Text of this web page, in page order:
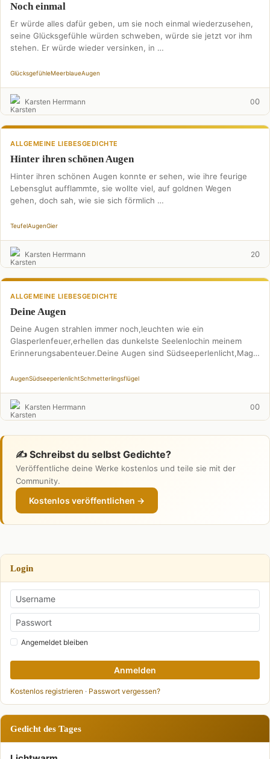
Noch einmal
Er würde alles dafür geben, um sie noch einmal wiederzusehen,
seine Glücksgefühle würden schweben, würde sie jetzt vor ihm
stehen. Er würde wieder versinken, in …
GlücksgefühleMeerblaueAugen
Karsten Herrmann 00
ALLGEMEINE LIEBESGEDICHTE
Hinter ihren schönen Augen
Hinter ihren schönen Augen konnte er sehen, wie ihre feurige
Lebensglut aufflammte, sie wollte viel, auf goldnen Wegen
gehen, doch sah, wie sie sich förmlich …
TeufelAugenGier
Karsten Herrmann 20
ALLGEMEINE LIEBESGEDICHTE
Deine Augen
Deine Augen strahlen immer noch,leuchten wie ein
Glasperlenfeuer,erhellen das dunkelste Seelenlochin meinem
Erinnerungsabenteuer.Deine Augen sind Südseeperlenlicht,Magie
Schneewittchengesicht,haben für mich …
AugenSüdseeperlenlichtSchmetterlingsflügel
Karsten Herrmann 00
✍️ Schreibst du selbst Gedichte?
Veröffentliche deine Werke kostenlos und teile sie mit der
Community.
Kostenlos veröffentlichen →
Login
Angemeldet bleiben
Anmelden
Kostenlos registrieren · Passwort vergessen?
Gedicht des Tages